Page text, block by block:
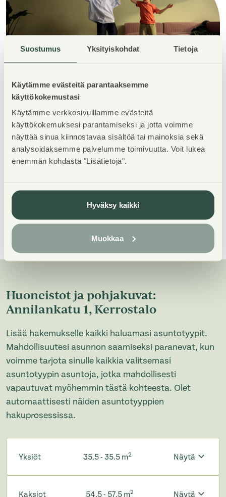
Suostumus Yksityiskohdat Tietoja
Käytämme evästeitä parantaaksemme
käyttökokemustasi
Käytämme verkkosivuillamme evästeitä
käyttökokemuksesi parantamiseksi ja jotta voimme
näyttää sinua kiinnostavaa sisältöä tai mainoksia sekä
analysoidaksemme palvelumme toimivuutta. Voit lukea
enemmän kohdasta "Lisätietoja".
Hyväksy kaikki
Muokkaa
Lisätietoja Annilankadun
kohteestamme
Alustava hinnasto Annilankatu
1 Nokia
u_1_Nokia
Huoneistot ja pohjakuvat:
Annilankatu 1, Kerrostalo
Lisää hakemukselle kaikki haluamasi asuntotyypit.
Mahdollisuutesi asunnon saamiseksi paranevat, kun
voimme tarjota sinulle kaikkia valitsemasi
asuntotyypin asuntoja, jotka mahdollisesti
vapautuvat myöhemmin tästä kohteesta. Olet
automaattisesti näiden asuntotyyppien
hakuprosessissa.
Yksiöt 35.5 - 35.5 m2 Näytä
Kaksiot 54.5 - 57.5 m2 Näytä